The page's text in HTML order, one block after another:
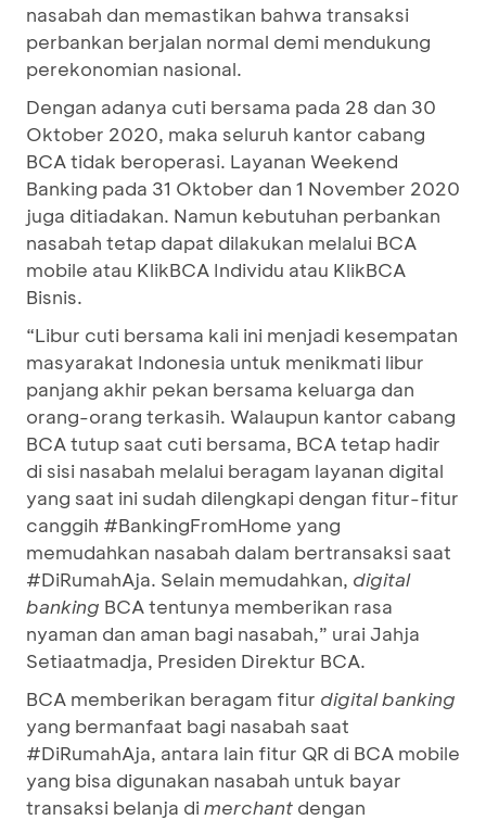
nasabah dan memastikan bahwa transaksi
perbankan berjalan normal demi mendukung
perekonomian nasional.
Dengan adanya cuti bersama pada 28 dan 30
Oktober 2020, maka seluruh kantor cabang
BCA tidak beroperasi. Layanan Weekend
Banking pada 31 Oktober dan 1 November 2020
juga ditiadakan. Namun kebutuhan perbankan
nasabah tetap dapat dilakukan melalui BCA
mobile atau KlikBCA Individu atau KlikBCA
Bisnis.
“Libur cuti bersama kali ini menjadi kesempatan
masyarakat Indonesia untuk menikmati libur
panjang akhir pekan bersama keluarga dan
orang-orang terkasih. Walaupun kantor cabang
BCA tutup saat cuti bersama, BCA tetap hadir
di sisi nasabah melalui beragam layanan digital
yang saat ini sudah dilengkapi dengan fitur-fitur
canggih #BankingFromHome yang
memudahkan nasabah dalam bertransaksi saat
#DiRumahAja. Selain memudahkan, digital
banking BCA tentunya memberikan rasa
nyaman dan aman bagi nasabah,” urai Jahja
Setiaatmadja, Presiden Direktur BCA.
BCA memberikan beragam fitur digital banking
yang bermanfaat bagi nasabah saat
#DiRumahAja, antara lain fitur QR di BCA mobile
yang bisa digunakan nasabah untuk bayar
transaksi belanja dimerchant dengan